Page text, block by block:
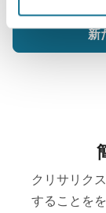
新
クリサリク
することを